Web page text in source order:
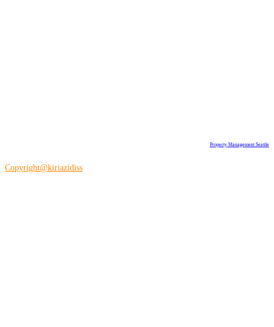
Property Management Seattle
Copyright@kiriazidiss